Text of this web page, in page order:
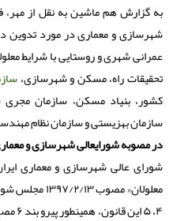
به گزارش هم ماشین به نقل از مهر،
شهرسازی و معماری در مورد تدوین
عمرانی شهری و روستایی با شرایط
تحقیقات راه، مسكن و شهرسازی،
كشور، بنیاد مسكن، سازمان مجری
سازمان بهزیستی و سازمان نظام
در مصوبه شورایعالی شهرسازی و
شورای عالی شهرسازی و معماری